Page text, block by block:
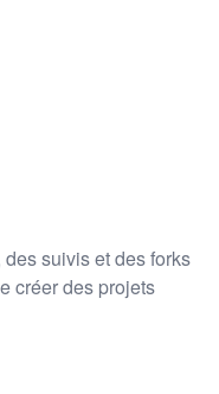
suivis et des forks
créer des projets